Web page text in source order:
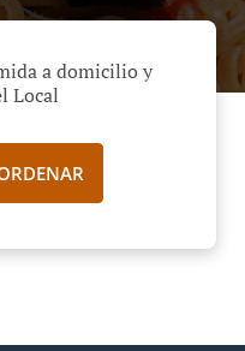
a domicilio y
Local